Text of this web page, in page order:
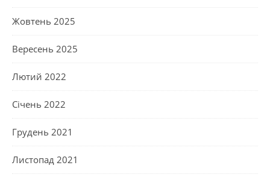
Жовтень 2025
Вересень 2025
Лютий 2022
Січень 2022
Грудень 2021
Листопад 2021